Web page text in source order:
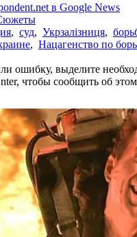
в Google News
, суд, Укрзалізниця,
, Нацагенство по
ошибку, выделите
чтобы сообщить об